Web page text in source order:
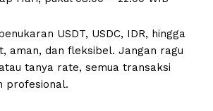
USDT, USDC, IDR, hingga
aman, dan fleksibel. Jangan ragu
tanya rate, semua transaksi
profesional.